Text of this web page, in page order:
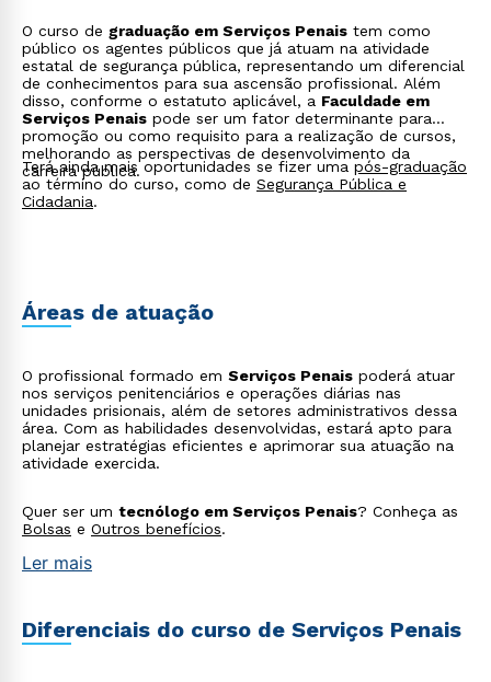
O curso de graduação em Serviços Penais tem como
público os agentes públicos que já atuam na atividade
estatal de segurança pública, representando um diferencial
de conhecimentos para sua ascensão profissional. Além
disso, conforme o estatuto aplicável, a Faculdade em
Serviços Penais pode ser um fator determinante para
promoção ou como requisito para a realização de cursos,
melhorando as perspectivas de desenvolvimento da
carreira pública.
Terá ainda mais oportunidades se fizer uma pós-graduação
ao término do curso, como de Segurança Pública e
Cidadania.
Áreas de atuação
O profissional formado em Serviços Penais poderá atuar
nos serviços penitenciários e operações diárias nas
unidades prisionais, além de setores administrativos dessa
área. Com as habilidades desenvolvidas, estará apto para
planejar estratégias eficientes e aprimorar sua atuação na
atividade exercida.
Quer ser um tecnólogo em Serviços Penais? Conheça as
Bolsas e Outros benefícios.
Ler mais
Diferenciais do curso de Serviços Penais